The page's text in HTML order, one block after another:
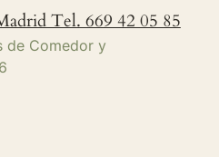
Tel. 669 42 05 85
de Comedor y